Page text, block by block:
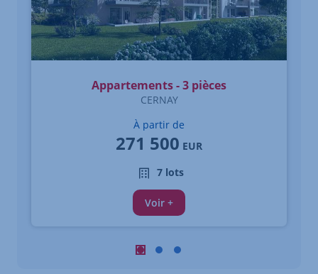
Carrousel : Autres annonces à
Carrousel : Autres annonces à
Carrousel : Autres
Appartements - 3 pièces
CERNAY
À partir de
271 500 EUR
7 lots
Voir +